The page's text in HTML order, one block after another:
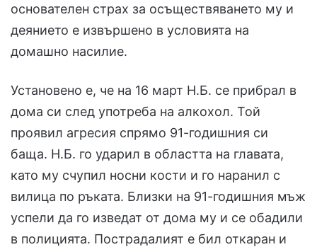
основателен страх за осъществяването му и
деянието е извършено в условията на
домашно насилие.
Установено e, че на 16 март Н.Б. се прибрал в
дома си след употреба на алкохол. Той
проявил агресия спрямо 91-годишния си
баща. Н.Б. го ударил в областта на главата,
като му счупил носни кости и го наранил с
вилица по ръката. Близки на 91-годишния мъж
успели да го изведат от дома му и се обадили
в полицията. Пострадалият е бил откаран и